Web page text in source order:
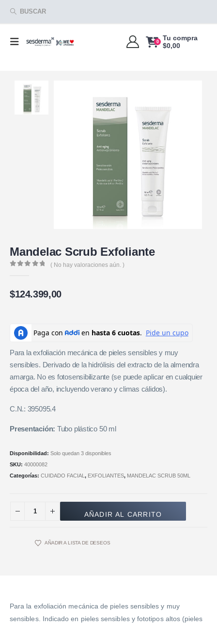
BUSCAR
0
Tu compra
$0,00
Mandelac Scrub Exfoliante
( No hay valoraciones aún. )
$124.399,00
Para la exfoliación mecánica de pieles sensibles y muy
sensibles. Derivado de la hidrólisis del extracto de la almendra
amarga. No es fotosensibilizante (se puede aplicar en cualquier
época del año, incluyendo verano y climas cálidos).
C.N.: 395095.4
Presentación: Tubo plástico 50 ml
Disponibilidad: Solo quedan 3 disponibles
SKU: 40000082
Categorías: CUIDADO FACIAL , EXFOLIANTES, MANDELAC SCRUB 50ML
AÑADIR AL CARRITO
AÑADIR A LISTA DE DESEOS
Para la exfoliación mecánica de pieles sensibles y muy
sensibles. Indicado en pieles sensibles y fototipos altos (pieles